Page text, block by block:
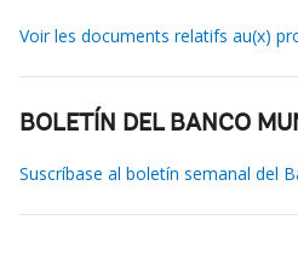
Voir les documents relatifs au(x)
BOLETÍN DEL BANCO
Suscríbase al boletín semanal del